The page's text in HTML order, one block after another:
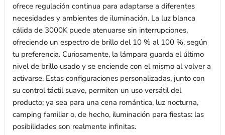
ofrece regulación continua para adaptarse a diferentes
necesidades y ambientes de iluminación. La luz blanca
cálida de 3000K puede atenuarse sin interrupciones,
ofreciendo un espectro de brillo del 10 % al 100 %, según
tu preferencia. Curiosamente, la lámpara guarda el último
nivel de brillo usado y se enciende con el mismo al volver a
activarse. Estas configuraciones personalizadas, junto con
su control táctil suave, permiten un uso versátil del
producto; ya sea para una cena romántica, luz nocturna,
camping familiar o, de hecho, iluminación para fiestas: las
posibilidades son realmente infinitas.